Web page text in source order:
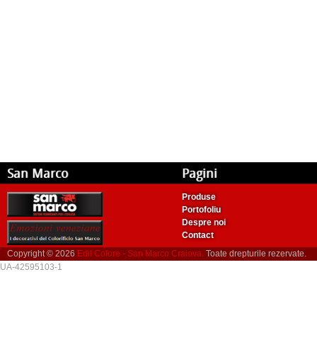
San Marco Pagini
Produse
Portofoliu
Despre noi
Contact
Copyright © 2026 Edil Colore - San Marco Craiova. Toate drepturile rezervate.
UA-42595103-1